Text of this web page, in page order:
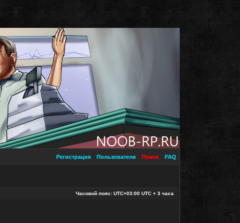
FAQ
Поиск
Пользователи
Регистрация
Часовой пояс: UTC+03:00 UTC + 3 часа